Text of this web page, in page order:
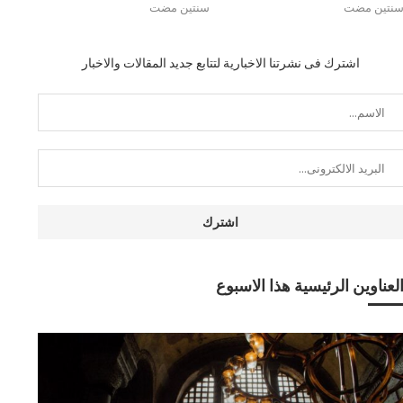
سنتين مضت سنتين مضت
اشترك فى نشرتنا الاخبارية لتتابع جديد المقالات والاخبار
العناوين الرئيسية هذا الاسبوع